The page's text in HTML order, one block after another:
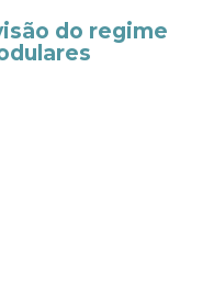
do regime